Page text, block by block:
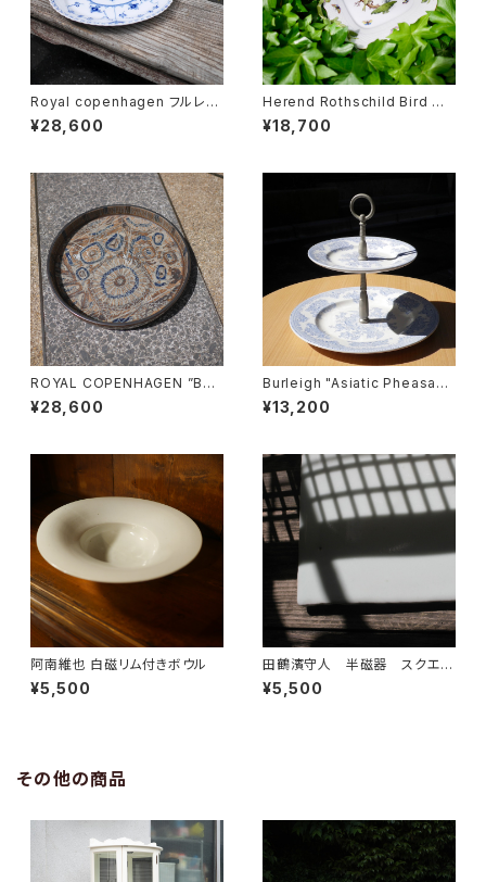
Royal copenhagen フルレー
ス オーバルディッシュ
¥28,600
Herend Rothschild Bird ハ
ンドル付ケーキプレート
¥18,700
ROYAL COPENHAGEN ”Bac
a" 丸トレイ
¥28,600
Burleigh "Asiatic Pheasant
s" ケーキスタンド
¥13,200
阿南維也 白磁リム付きボウル
¥5,500
田鶴濱守人 半磁器 スクエア
プレート
¥5,500
その他の商品